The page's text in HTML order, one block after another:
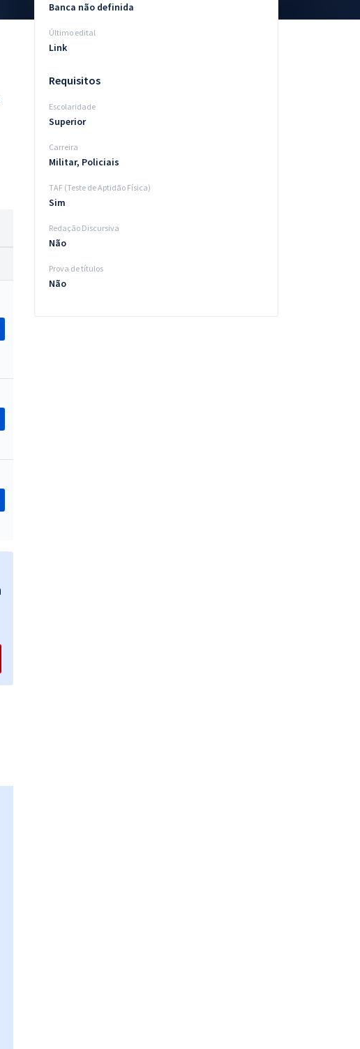
Banca não definida
Último edital
Link
Requisitos
Escolaridade
Superior
Carreira
Militar, Policiais
TAF (Teste de Aptidão Física)
Sim
Redação Discursiva
Não
Prova de títulos
Não